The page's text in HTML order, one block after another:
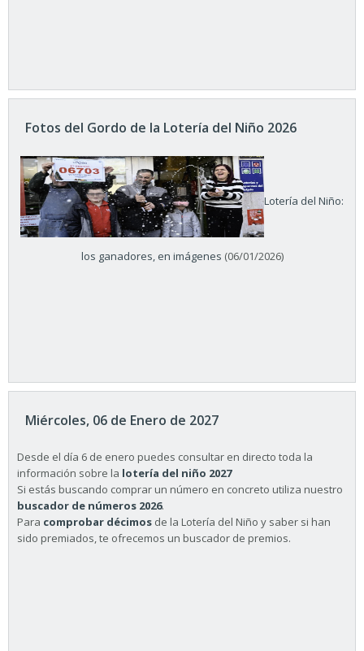
Fotos del Gordo de la Lotería del Niño 2026
Lotería del Niño:
los ganadores, en imágenes (06/01/2026)
Miércoles, 06 de Enero de 2027
Desde el día 6 de enero puedes consultar en directo toda la
información sobre la lotería del niño 2027
Si estás buscando comprar un número en concreto utiliza nuestro
buscador de números 2026.
Para comprobar décimos de la Lotería del Niño y saber si han
sido premiados, te ofrecemos un buscador de premios.